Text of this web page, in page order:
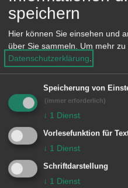
am Tannenwäldle“
als
errichtende
Standard
abzuschließende
notariell
Bauherr*in
Bauplatz von
verbindlich
der Abteilung
speichern
Hier können Sie einsehen und
über Sie sammeln. Um mehr
Datenschutzerklärung.
Speicherung von
(immer erforderlich)
↓ 1 Dienst
Vorlesefunktion für
↓ 1 Dienst
Schriftdarstellung
↓ 1 Dienst